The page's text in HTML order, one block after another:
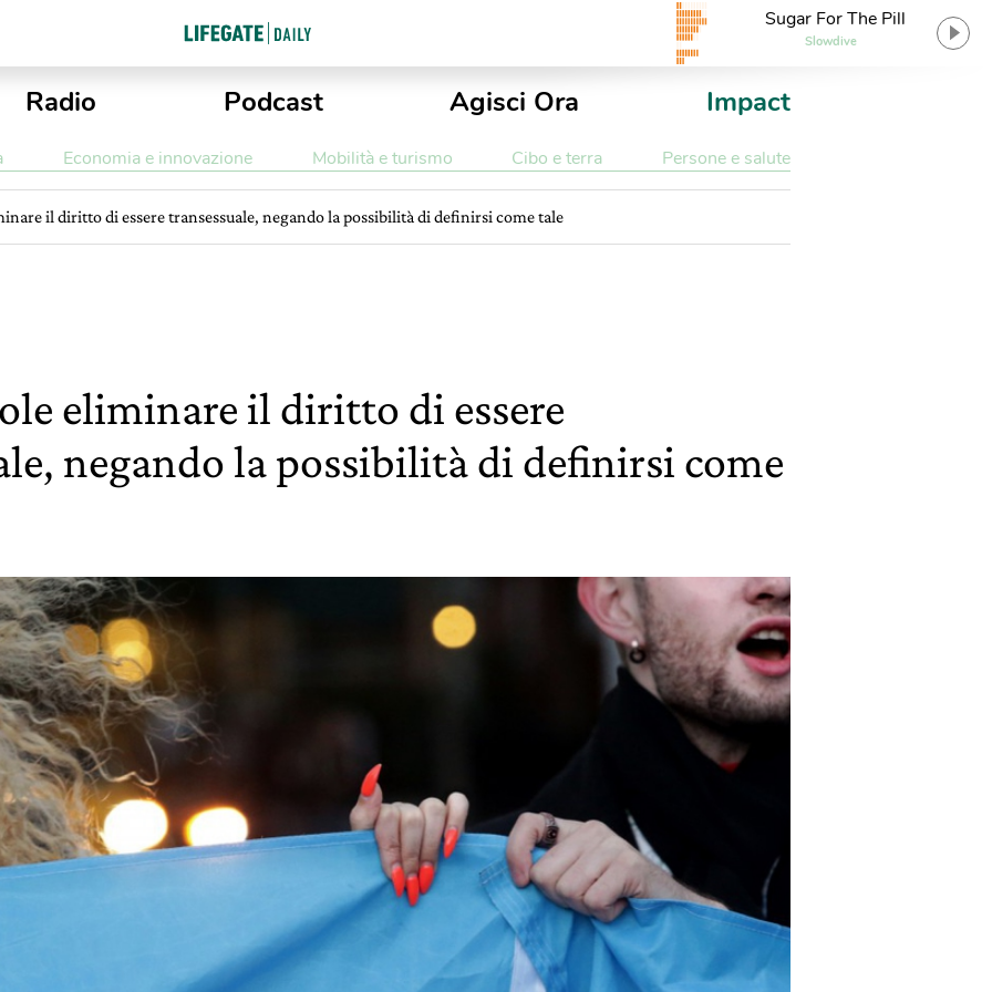
Sugar For The Pill
Slowdive
Radio Podcast Agisci Ora Impact
Economia e innovazione Mobilità e turismo Cibo e terra Persone e salute
il diritto di essere transessuale, negando la possibilità di definirsi come tale
eliminare il diritto di essere
negando la possibilità di definirsi come